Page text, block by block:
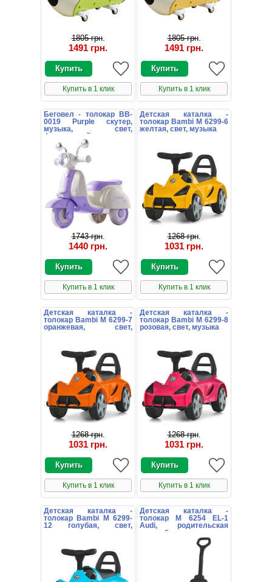
1805 грн.
1491 грн.
Купить в 1 клик
1805 грн.
1491 грн.
Купить в 1 клик
Беговел - толокар BB-
0019 Purple скутер,
музыка, свет,
фиолетовый
1743 грн.
1440 грн.
Купить в 1 клик
Детская каталка -
толокар Bambi M 6299-6
желтая, свет, музыка
1268 грн.
1031 грн.
Купить в 1 клик
Детская каталка -
толокар Bambi M 6299-7
оранжевая, свет,
1268 грн.
1031 грн.
Купить в 1 клик
Детская каталка -
толокар Bambi M 6299-8
розовая, свет, музыка
1268 грн.
1031 грн.
Купить в 1 клик
Детская каталка -
толокар Bambi M 6299-
12 голубая, свет,
Детская каталка -
толокар M 6254 EL-1
Audi, родительская
ручка, белая